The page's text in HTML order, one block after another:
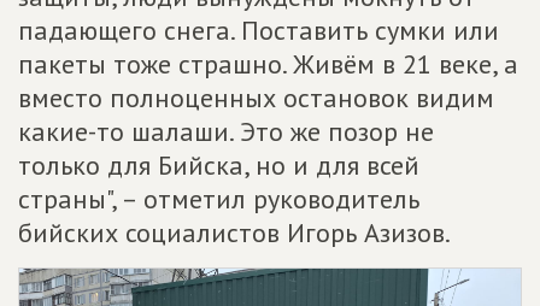
падающего снега. Поставить сумки или
пакеты тоже страшно. Живём в 21 веке, а
вместо полноценных остановок видим
какие-то шалаши. Это же позор не
только для Бийска, но и для всей
страны", – отметил руководитель
бийских социалистов Игорь Азизов.